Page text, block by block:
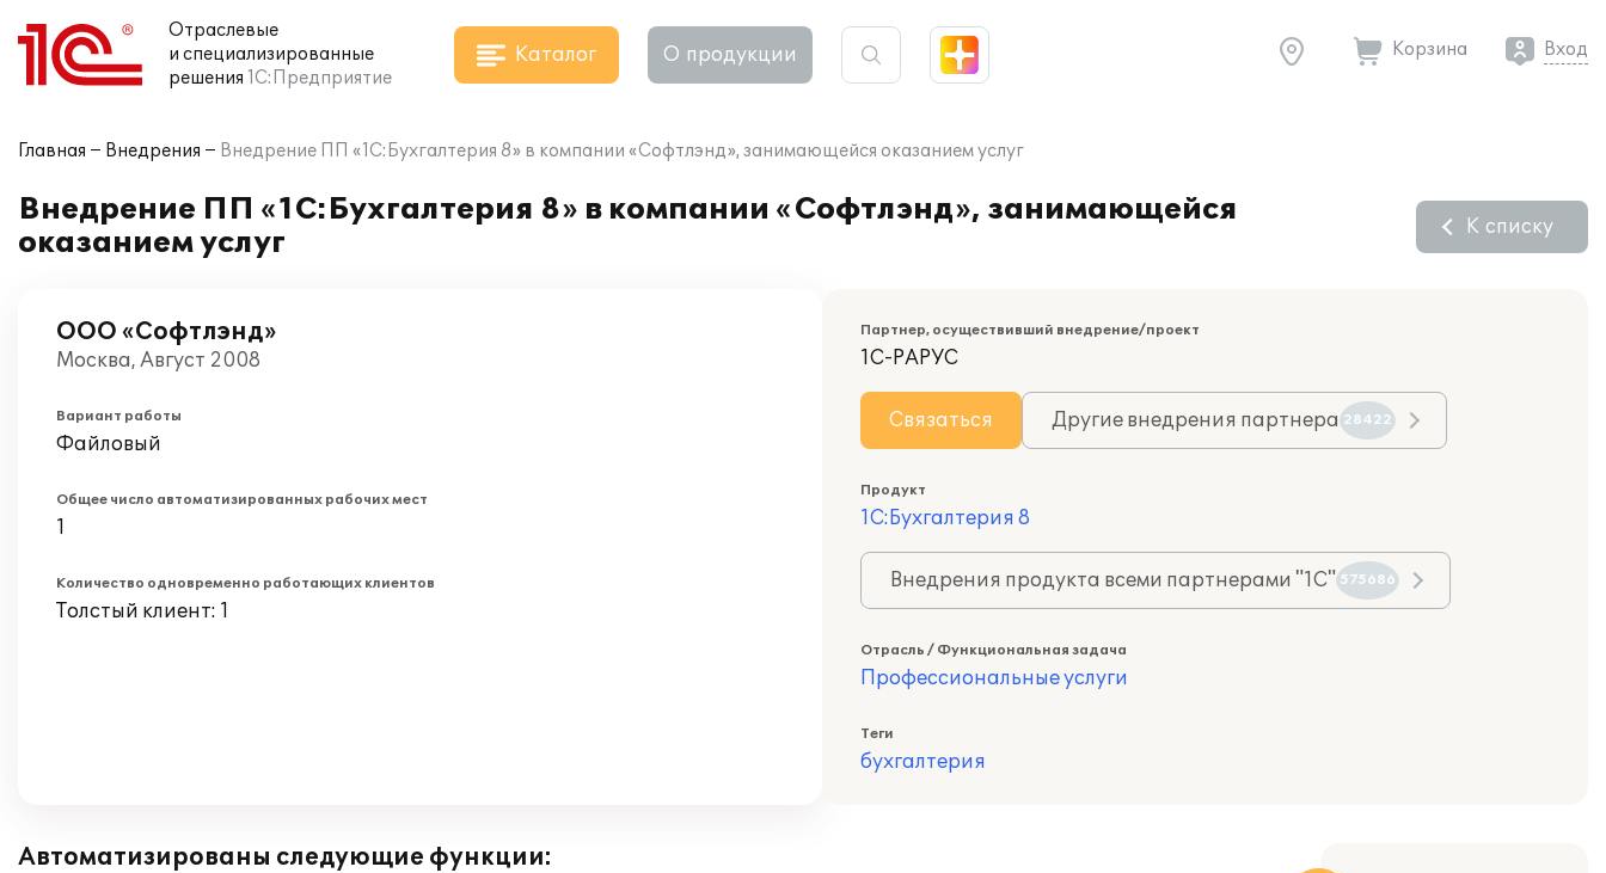
Отраслевые
и специализированные
решения 1С:Предприятие
Каталог О продукции Корзина Вход
Главная Внедрения Внедрение ПП «1С:Бухгалтерия 8» в компании «Софтлэнд», занимающейся оказанием услуг
Внедрение ПП «1С:Бухгалтерия 8» в компании «Софтлэнд», занимающейся
оказанием услуг
К списку
ООО «Софтлэнд»
Москва, Август 2008
Вариант работы
Файловый
Общее число автоматизированных рабочих мест
1
Количество одновременно работающих клиентов
Толстый клиент: 1
Партнер, осуществивший внедрение/проект
1С-РАРУС
Связаться Другие внедрения партнера 28422
Продукт
1С:Бухгалтерия 8
Внедрения продукта всеми партнерами "1С" 575686
Отрасль / Функциональная задача
Профессиональные услуги
Теги
бухгалтерия
Автоматизированы следующие функции: